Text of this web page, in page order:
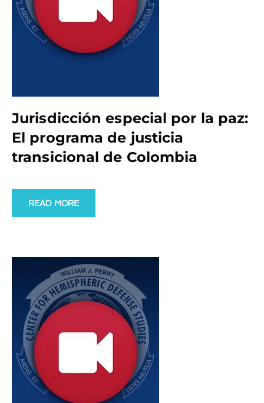
Jurisdicción especial por la paz:
El programa de justicia
transicional de Colombia
READ MORE